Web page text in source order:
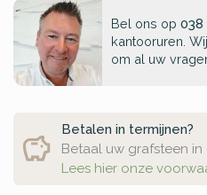
Bel ons op 038
kantooruren.
om al uw
Betalen in termijnen?
Betaal uw grafsteen in
Lees hier onze